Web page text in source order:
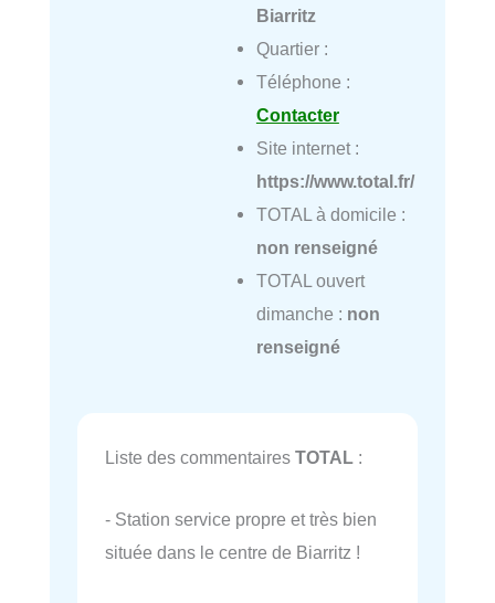
Biarritz
Quartier :
Téléphone :
Contacter
Site internet :
https://www.total.fr/
TOTAL à domicile :
non renseigné
TOTAL ouvert
dimanche : non
renseigné
Liste des commentaires TOTAL :
- Station service propre et très bien
située dans le centre de Biarritz !